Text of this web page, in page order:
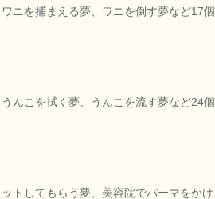
ニを捕まえる夢、ワニを倒す夢など17個
んこを拭く夢、うんこを流す夢など24個
トしてもらう夢、美容院でパーマをかけ